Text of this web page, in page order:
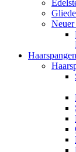
Haarspangen